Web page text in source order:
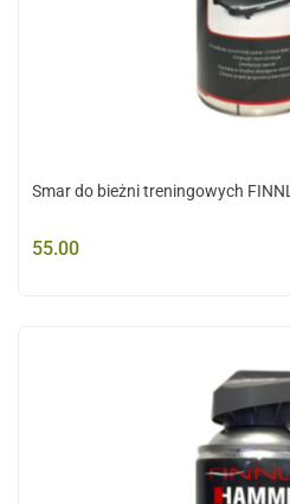
Smar do bieżni treningowych
55.00